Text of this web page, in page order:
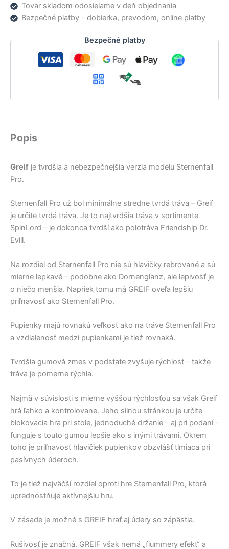
Tovar skladom odosielame v deň objednania
Bezpečné platby - dobierka, prevodom, online platby
Bezpečné platby
Popis
Greif je tvrdšia a nebezpečnejšia verzia modelu Sternenfall
Pro.
Sternenfall Pro už bol minimálne stredne tvrdá tráva – Greif
je určite tvrdá tráva. Je to najtvrdšia tráva v sortimente
SpinLord – je dokonca tvrdší ako polotráva Friendship Dr.
Evill.
Na rozdiel od Sternenfall Pro nie sú hlavičky rebrované a sú
mierne lepkavé – podobne ako Dornenglanz, ale lepivosť je
o niečo menšia. Napriek tomu má GREIF oveľa lepšiu
priľnavosť ako Sternenfall Pro.
Pupienky majú rovnakú veľkosť ako na tráve Sternenfall Pro
a vzdialenosť medzi pupienkami je tiež rovnaká.
Tvrdšia gumová zmes v podstate zvyšuje rýchlosť – takže
tráva je pomerne rýchla.
Najmä v súvislosti s mierne vyššou rýchlosťou sa však Greif
hrá ľahko a kontrolovane. Jeho silnou stránkou je určite
blokovacia hra pri stole, jednoduché držanie – aj pri podaní –
funguje s touto gumou lepšie ako s inými trávami. Okrem
toho je priľnavosť hlavičiek pupienkov obzvlášť tlmiaca pri
pasívnych úderoch.
To je tiež najväčší rozdiel oproti hre Sternenfall Pro, ktorá
uprednostňuje aktívnejšiu hru.
V zásade je možné s GREIF hrať aj údery so zápästia.
Rušivosť je značná. GREIF však nemá „flummery efekt“ a